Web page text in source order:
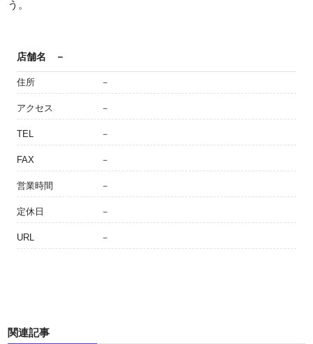
う。
店舗名 －
住所 －
アクセス －
TEL －
FAX －
営業時間 －
定休日 －
URL －
関連記事